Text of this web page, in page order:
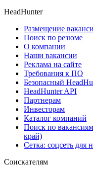
HeadHunter
Размещение
Поиск по резюме
О компании
Наши вакансии
Реклама на сайте
Требования к ПО
Безопасный
HeadHunter API
Партнерам
Инвесторам
Каталог компаний
Поиск по
край)
Сетка: соцсеть для
Соискателям